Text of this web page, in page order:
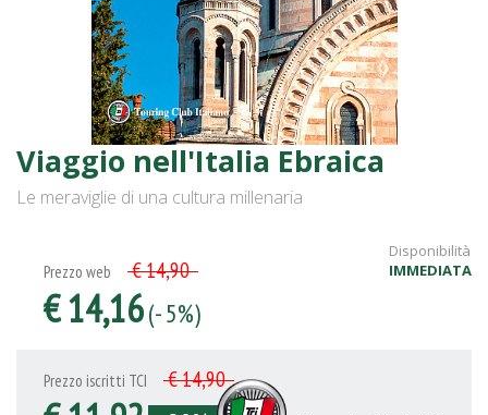
Viaggio nell'Italia Ebraica
Le meraviglie di una cultura millenaria
Disponibilità
IMMEDIATA
Prezzo web € 14,90
€ 14,16(- 5%)
Prezzo iscritti TCI € 14,90